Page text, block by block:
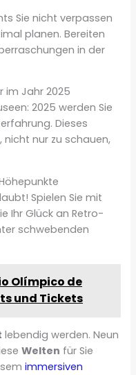
Sie nicht verpassen
planen. Bereiten
in der
im Jahr 2025
2025 werden Sie
Dieses
nicht nur zu schauen,
Spielen Sie mit
Ihr Glück an Retro-
schwebenden
Olímpico de
und Tickets
lebendig werden. Neun
Welten für Sie
immersiven